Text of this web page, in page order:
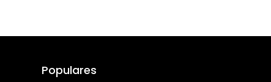
Populares